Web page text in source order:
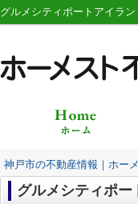
グルメシティポートアイラ
神戸市の不動産情報｜ホー
グルメシティポー